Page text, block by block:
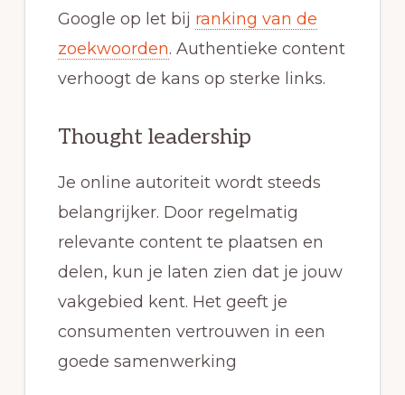
Google op let bij ranking van de
zoekwoorden. Authentieke content
verhoogt de kans op sterke links.
Thought leadership
Je online autoriteit wordt steeds
belangrijker. Door regelmatig
relevante content te plaatsen en
delen, kun je laten zien dat je jouw
vakgebied kent. Het geeft je
consumenten vertrouwen in een
goede samenwerking